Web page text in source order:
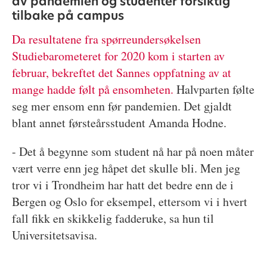
tilbake på campus
Da resultatene fra spørreundersøkelsen
Studiebarometeret for 2020 kom i starten av
februar, bekreftet det Sannes oppfatning av at
mange hadde følt på ensomheten. Halvparten følte
seg mer ensom enn før pandemien. Det gjaldt
blant annet førsteårsstudent Amanda Hodne.
- Det å begynne som student nå har på noen måter
vært verre enn jeg håpet det skulle bli. Men jeg
tror vi i Trondheim har hatt det bedre enn de i
Bergen og Oslo for eksempel, ettersom vi i hvert
fall fikk en skikkelig fadderuke, sa hun til
Universitetsavisa.